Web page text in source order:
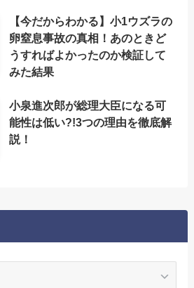
【今だからわかる】小1ウズラの
卵窒息事故の真相！あのときど
うすればよかったのか検証して
みた結果
小泉進次郎が総理大臣になる可
能性は低い?!3つの理由を徹底解
説！